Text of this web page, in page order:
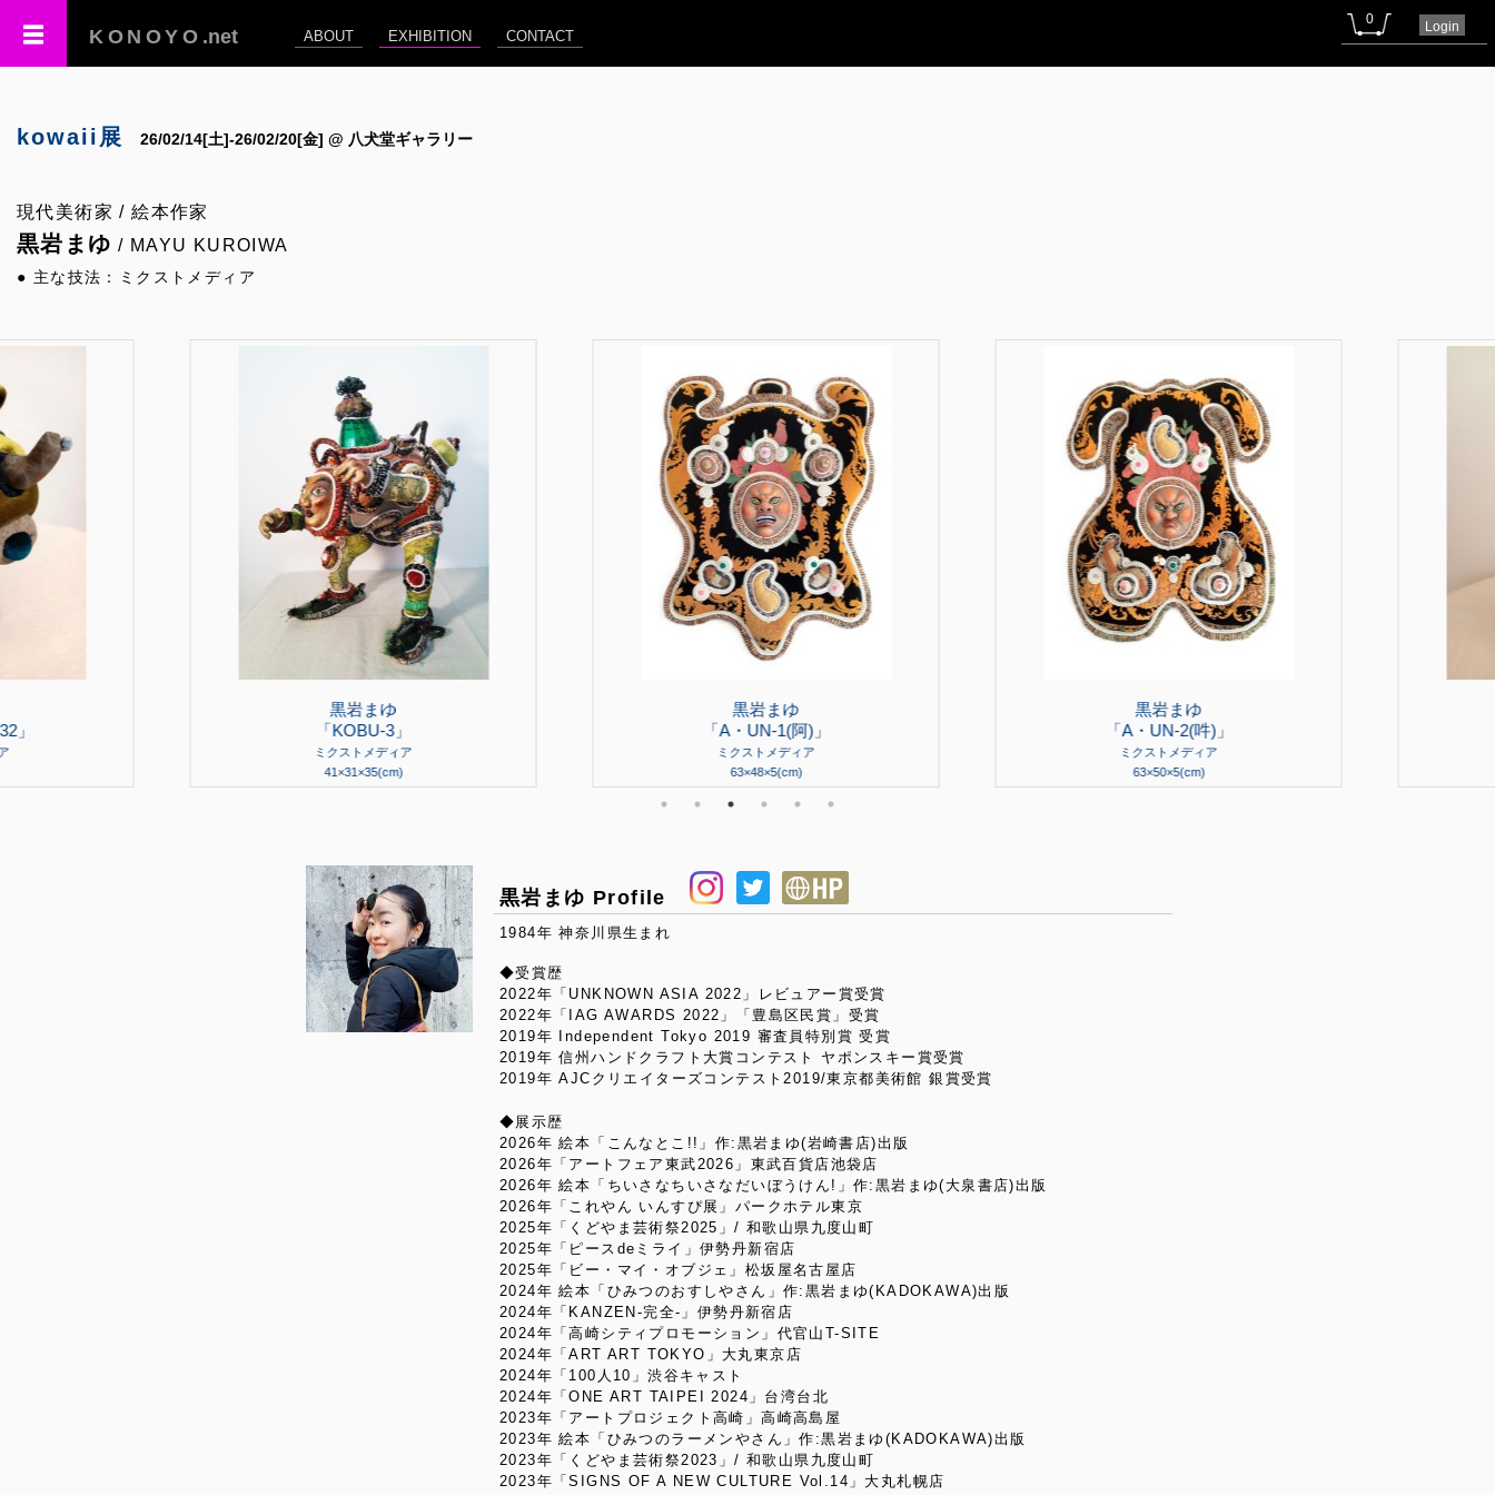
KONOYO .net ABOUT EXHIBITION CONTACT
0 Login
kowaii展 26/02/14[土]-26/02/20[金] @ 八犬堂ギャラリー
現代美術家 / 絵本作家
黒岩まゆ / MAYU KUROIWA
● 主な技法：ミクストメディア
黒岩まゆ
「KOBU-3」
ミクストメディア
41×31×35(cm)
黒岩まゆ
「A・UN-1(阿)」
ミクストメディア
63×48×5(cm)
黒岩まゆ
「A・UN-2(吽)」
ミクストメディア
63×50×5(cm)
黒岩まゆ Profile
1984年 神奈川県生まれ
◆受賞歴
2022年「UNKNOWN ASIA 2022」レビュアー賞受賞
2022年「IAG AWARDS 2022」「豊島区民賞」受賞
2019年 Independent Tokyo 2019 審査員特別賞 受賞
2019年 信州ハンドクラフト大賞コンテスト ヤポンスキー賞受賞
2019年 AJCクリエイターズコンテスト2019/東京都美術館 銀賞受賞
◆展示歴
2026年 絵本「こんなとこ!!」作:黒岩まゆ(岩崎書店)出版
2026年「アートフェア東武2026」東武百貨店池袋店
2026年 絵本「ちいさなちいさなだいぼうけん!」作:黒岩まゆ(大泉書店)出版
2026年「これやん いんすぴ展」パークホテル東京
2025年「くどやま芸術祭2025」/ 和歌山県九度山町
2025年「ピースdeミライ」伊勢丹新宿店
2025年「ビー・マイ・オブジェ」松坂屋名古屋店
2024年 絵本「ひみつのおすしやさん」作:黒岩まゆ(KADOKAWA)出版
2024年「KANZEN-完全-」伊勢丹新宿店
2024年「高崎シティプロモーション」代官山T-SITE
2024年「ART ART TOKYO」大丸東京店
2024年「100人10」渋谷キャスト
2024年「ONE ART TAIPEI 2024」台湾台北
2023年「アートプロジェクト高崎」高崎高島屋
2023年 絵本「ひみつのラーメンやさん」作:黒岩まゆ(KADOKAWA)出版
2023年「くどやま芸術祭2023」/ 和歌山県九度山町
2023年「SIGNS OF A NEW CULTURE Vol.14」大丸札幌店